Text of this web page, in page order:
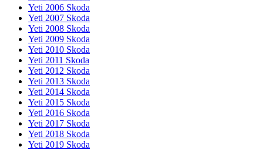
Yeti 2006 Skoda
Yeti 2007 Skoda
Yeti 2008 Skoda
Yeti 2009 Skoda
Yeti 2010 Skoda
Yeti 2011 Skoda
Yeti 2012 Skoda
Yeti 2013 Skoda
Yeti 2014 Skoda
Yeti 2015 Skoda
Yeti 2016 Skoda
Yeti 2017 Skoda
Yeti 2018 Skoda
Yeti 2019 Skoda